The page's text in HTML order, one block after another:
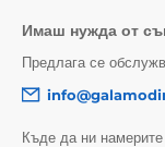
Имаш нужда от
Предлага се
Къде да ни намерите